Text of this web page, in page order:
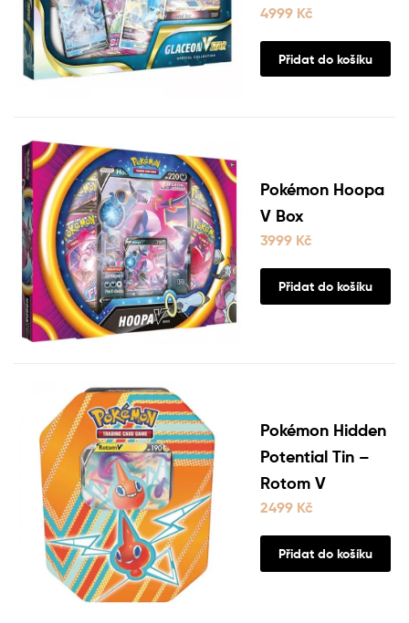
4999 Kč
Přidat do košíku
Pokémon Hoopa
V Box
3999 Kč
Přidat do košíku
Pokémon Hidden
Potential Tin –
Rotom V
2499 Kč
Přidat do košíku